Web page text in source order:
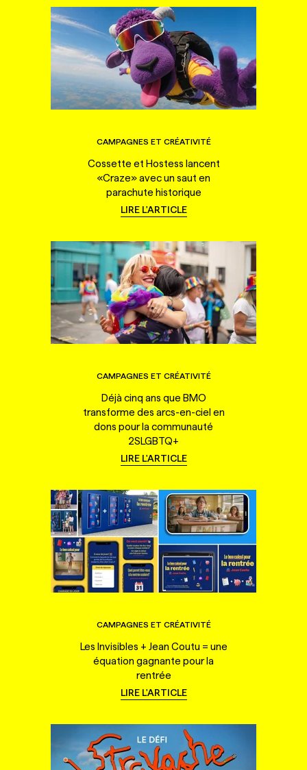
CAMPAGNES ET CRÉATIVITÉ
Cossette et Hostess lancent
«Craze» avec un saut en
parachute historique
LIRE L'ARTICLE
CAMPAGNES ET CRÉATIVITÉ
Déjà cinq ans que BMO
transforme des arcs-en-ciel en
dons pour la communauté
2SLGBTQ+
LIRE L'ARTICLE
CAMPAGNES ET CRÉATIVITÉ
Les Invisibles + Jean Coutu = une
équation gagnante pour la
rentrée
LIRE L'ARTICLE